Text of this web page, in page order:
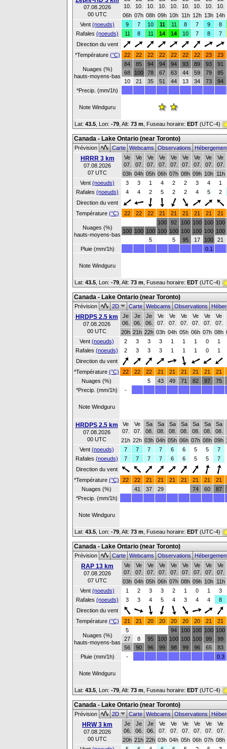
07.08.2026
00 UTC
10.
10.
10.
10.
10.
10.
10.
10.
10.
06h 07h 08h 09h 10h 11h 12h 13h 14h
Vent (noeuds) 9 7 10 11 11 8 7 9
8
Rafales (noeuds) 11 8 11 14 14 10 7 8
7
Direction du vent
*Température (°C) 22 22 22 22 22 22 22 23 23
Nuages (%)
hauts-moyens-bas
84
68
10
85
100
21
94
78
35
94
67
51
94
63
44
93
44
13
89
59
34
93
79
73
91
85
94
*Precip. (mm/1h)
Note Windguru
Lat: 43.5 , Lon: -79 Alt: 73 m , Fuseau horaire: EDT (UTC-4)
Canada - Lake Ontario (near Toronto)
Prévision CarteWebcamsObservations
HRRR 3 km
07.08.2026
07 UTC
Ve
07.
Ve
07.
Ve
07.
Ve
07.
Ve
07.
Ve
07.
Ve
07.
Ve
07.
Ve
07.
03h 04h 05h 06h 07h 08h 09h 10h 11h
Vent (noeuds) 3 3 1 4 2 2 3 4
1
Rafales (noeuds) 4 4 2 5 2 2 4 5
2
Direction du vent
Température (°C) 22 22 22 21 21 21 21 21 21
Nuages (%)
hauts-moyens-bas
100 100 100
5
100
100
92
100
5
100
100
95
100
100
17
100
100
100
100
100
21
Pluie (mm/1h)
0.1
Note Windguru
Lat: 43.5 , Lon: -79 Alt: 73 m , Fuseau horaire: EDT (UTC-4)
Canada - Lake Ontario (near Toronto)
Prévision 2D CarteWebcamsObservations
HRDPS 2.5 km
07.08.2026
00 UTC
Je
06.
Je
06.
Je
06.
Ve
07.
Ve
07.
Ve
07.
Ve
07.
Ve
07.
Ve
07.
20h 21h 22h 03h 04h 05h 06h 07h 08h
Vent (noeuds) 2 3 3 3 1 1 1 0
1
Rafales (noeuds) 2 3 3 3 1 1 1 0
1
Direction du vent
*Température (°C) 22 22 22 21 21 21 21 21
21
Nuages (%)
5 43 49 71 82 97
75
*Precip. (mm/1h)
-
Note Windguru
HRDPS 2.5 km
07.08.2026
00 UTC
Ve
07.
Ve
07.
Sa
08.
Sa
08.
Sa
08.
Sa
08.
Sa
08.
Sa
08.
Sa
08.
21h 22h 03h 04h 05h 06h 07h 08h 09h
Vent (noeuds) 7 7 7 7 6 6 5 5
7
Rafales (noeuds) 7 7 7 7 6 6 5 5
7
Direction du vent
*Température (°C) 22 22 21 21 21 21 21 21
21
Nuages (%)
41 37 29 74 60
87
*Precip. (mm/1h)
Note Windguru
Lat: 43.5 , Lon: -79 Alt: 73 m , Fuseau horaire: EDT (UTC-4)
Canada - Lake Ontario (near Toronto)
Prévision CarteWebcamsObservations
RAP 13 km
07.08.2026
07 UTC
Ve
07.
Ve
07.
Ve
07.
Ve
07.
Ve
07.
Ve
07.
Ve
07.
Ve
07.
Ve
07.
03h 04h 05h 06h 07h 08h 09h 10h 11h
Vent (noeuds) 1 2 3 3 2 1 0 1
3
Rafales (noeuds) 3 3 4 5 4 3 4 4
8
Direction du vent
Température (°C) 21 21 20 20 20 20 20 21 21
Nuages (%)
hauts-moyens-bas
5
27
56
8
90
95
96
100
99
94
100
98
100
100
99
100
100
96
100
99
65
100
99
83
Pluie (mm/1h)
- 0.3
Note Windguru
Lat: 43.5 , Lon: -79 Alt: 73 m , Fuseau horaire: EDT (UTC-4)
Canada - Lake Ontario (near Toronto)
Prévision 2D CarteWebcamsObservations
HRW 3 km
07.08.2026
00 UTC
Je
06.
Je
06.
Je
06.
Ve
07.
Ve
07.
Ve
07.
Ve
07.
Ve
07.
Ve
07.
20h 21h 22h 03h 04h 05h 06h 07h 08h